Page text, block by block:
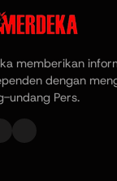
memberikan
dengan
undang Pers.